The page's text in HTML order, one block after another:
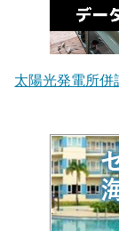
太陽光発電所併